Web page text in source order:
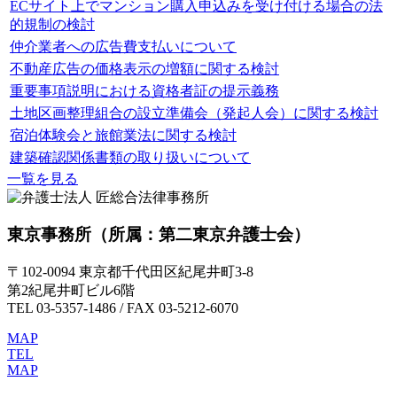
ECサイト上でマンション購入申込みを受け付ける場合の法
的規制の検討
仲介業者への広告費支払いについて
不動産広告の価格表示の増額に関する検討
重要事項説明における資格者証の提示義務
土地区画整理組合の設立準備会（発起人会）に関する検討
宿泊体験会と旅館業法に関する検討
建築確認関係書類の取り扱いについて
一覧を見る
東京事務所 （所属：第二東京弁護士会）
〒102-0094 東京都千代田区紀尾井町3-8
第2紀尾井町ビル6階
TEL 03-5357-1486 / FAX 03-5212-6070
MAP
TEL
MAP